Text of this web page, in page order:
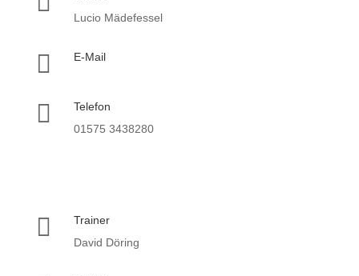
Lucio Mädefessel
 E-Mail

Telefon
01575 3438280

Trainer
David Döring